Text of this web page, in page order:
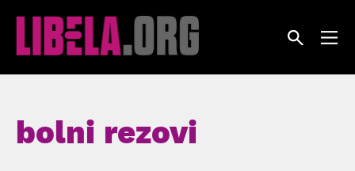
bolni rezovi